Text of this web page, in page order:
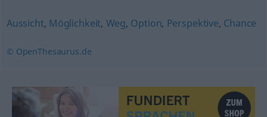
Aussicht, Möglichkeit, Weg, Option, Perspektive, Chance
© OpenThesaurus.de